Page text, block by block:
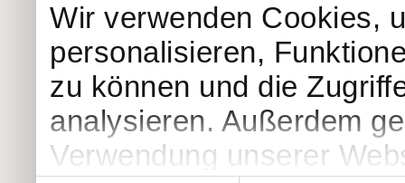
Wir verwenden Cookies,
personalisieren,
zu können und die
analysieren. Außerdem
Verwendung unserer